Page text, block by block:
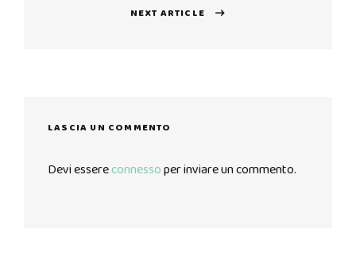
NEXT ARTICLE
LASCIA UN COMMENTO
Devi essereconnessoper inviare un commento.